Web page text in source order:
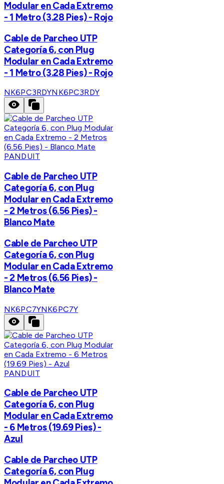
Modular en Cada Extremo
- 1 Metro (3.28 Pies) - Rojo
Cable de Parcheo UTP
Categoría 6, con Plug
Modular en Cada Extremo
- 1 Metro (3.28 Pies) - Rojo
NK6PC3RDYNK6PC3RDY
PANDUIT
Cable de Parcheo UTP
Categoría 6, con Plug
Modular en Cada Extremo
- 2 Metros (6.56 Pies) -
Blanco Mate
Cable de Parcheo UTP
Categoría 6, con Plug
Modular en Cada Extremo
- 2 Metros (6.56 Pies) -
Blanco Mate
NK6PC7YNK6PC7Y
PANDUIT
Cable de Parcheo UTP
Categoría 6, con Plug
Modular en Cada Extremo
- 6 Metros (19.69 Pies) -
Azul
Cable de Parcheo UTP
Categoría 6, con Plug